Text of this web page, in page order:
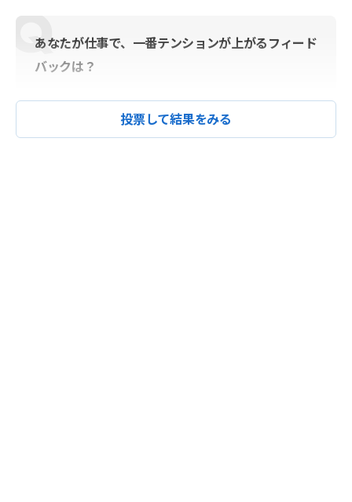
あなたが仕事で、一番テンションが上がるフィード
バックは？
投票して結果をみる